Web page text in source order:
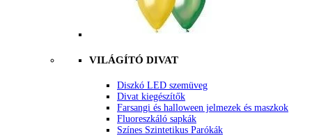
VILÁGÍTÓ DIVAT
Diszkó LED szemüveg
Divat kiegészítők
Farsangi és halloween jelmezek és maszkok
Fluoreszkáló sapkák
Színes Szintetikus Parókák